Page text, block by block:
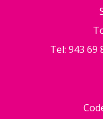
Tel: 943 69